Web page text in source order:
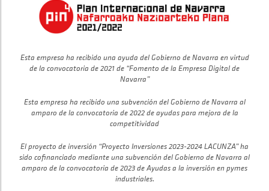
Esta empresa ha recibido una ayuda del Gobierno de Navarra en virtud
de la convocatoria de 2021 de “Fomento de la Empresa Digital de
Navarra”
Esta empresa ha recibido una subvención del Gobierno de Navarra al
amparo de la convocatoria de 2022 de ayudas para mejora de la
competitividad
El proyecto de inversión “Proyecto Inversiones 2023-2024 LACUNZA” ha
sido cofinanciado mediante una subvención del Gobierno de Navarra al
amparo de la convocatoria de 2023 de Ayudas a la inversión en pymes
industriales.